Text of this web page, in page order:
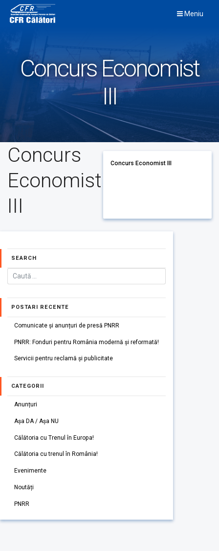
content
Meniu
Concurs Economist
III
Concurs
Economist
III
Concurs Economist III
SEARCH
POSTARI RECENTE
Comunicate și anunțuri de presă PNRR
PNRR: Fonduri pentru România modernă și reformată!
Servicii pentru reclamă și publicitate
CATEGORII
Anunțuri
Așa DA / Așa NU
Călătoria cu Trenul în Europa!
Călătoria cu trenul în România!
Evenimente
Noutăți
PNRR